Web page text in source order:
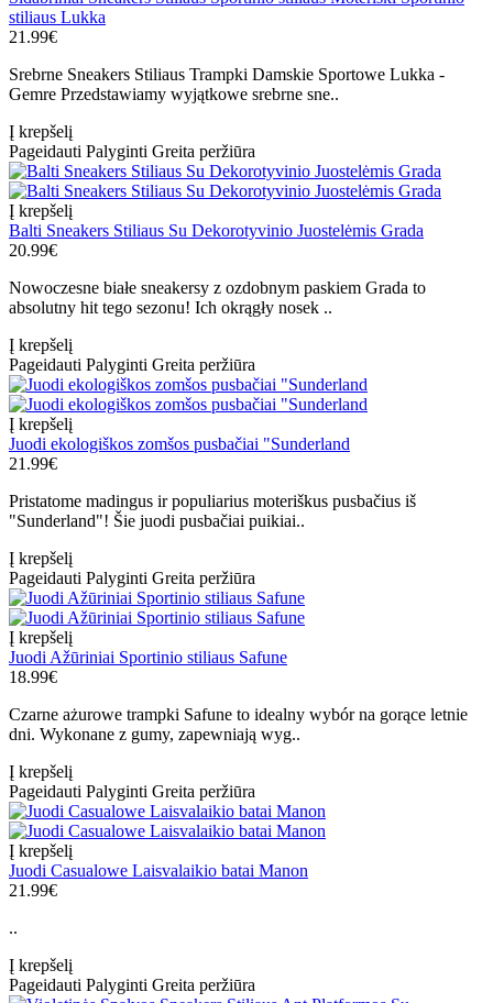
stiliaus Lukka
21.99€
Srebrne Sneakers Stiliaus Trampki Damskie Sportowe Lukka -
Gemre Przedstawiamy wyjątkowe srebrne sne..
Į krepšelį
Pageidauti Palyginti Greita peržiūra
Į krepšelį
Balti Sneakers Stiliaus Su Dekorotyvinio Juostelėmis Grada
20.99€
Nowoczesne białe sneakersy z ozdobnym paskiem Grada to
absolutny hit tego sezonu! Ich okrągły nosek ..
Į krepšelį
Pageidauti Palyginti Greita peržiūra
Į krepšelį
Juodi ekologiškos zomšos pusbačiai "Sunderland
21.99€
Pristatome madingus ir populiarius moteriškus pusbačius iš
"Sunderland"! Šie juodi pusbačiai puikiai..
Į krepšelį
Pageidauti Palyginti Greita peržiūra
Į krepšelį
Juodi Ažūriniai Sportinio stiliaus Safune
18.99€
Czarne ażurowe trampki Safune to idealny wybór na gorące letnie
dni. Wykonane z gumy, zapewniają wyg..
Į krepšelį
Pageidauti Palyginti Greita peržiūra
Į krepšelį
Juodi Casualowe Laisvalaikio batai Manon
21.99€
..
Į krepšelį
Pageidauti Palyginti Greita peržiūra